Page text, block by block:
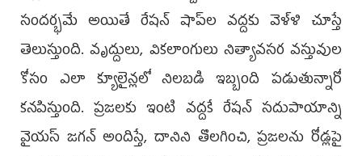
సందర్భమే అయితే రేషన్ షాప్‌ల వద్దకు వెళ్ళి చూస్తే
తెలుస్తుంది. వృద్దులు, వికలాంగులు నిత్యావసర వస్తువుల
కోసం ఎలా క్యూలైన్లలో నిలబడి ఇబ్బంది పడుతున్నారో
కనపిస్తుంది. ప్రజలకు ఇంటి వద్దకే రేషన్‌ సదుపాయాన్ని
వైయస్ జగన్ అందిస్తే, దానిని తొలగించి, ప్రజలను రోడ్లపై